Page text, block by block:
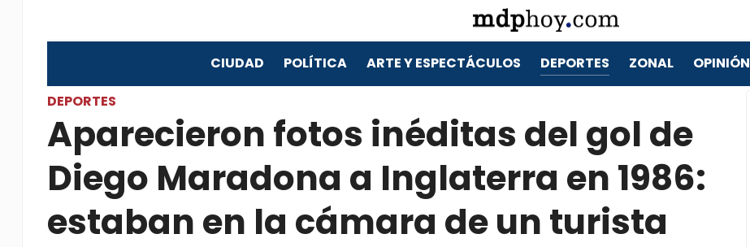
CIUDAD POLÍTICA ARTE Y ESPECTÁCULOS DEPORTES ZONAL OPINIÓN
DEPORTES
Aparecieron fotos inéditas del gol de
Diego Maradona a Inglaterra en 1986:
estaban en la cámara de un turista